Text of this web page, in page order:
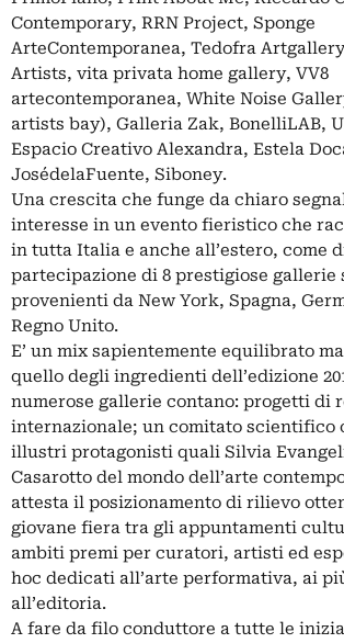
Contemporary, RRN Project, Sponge
ArteContemporanea, Tedofra
Artists, vita privata home gallery, VV8
artecontemporanea, White Noise
artists bay), Galleria Zak, BonelliLAB,
Espacio Creativo Alexandra, Estela
JosédelaFuente, Siboney.
Una crescita che funge da chiaro
interesse in un evento fieristico che
in tutta Italia e anche all’estero, come
partecipazione di 8 prestigiose gallerie
provenienti da New York, Spagna,
Regno Unito.
E’ un mix sapientemente equilibrato
quello degli ingredienti dell’edizione
numerose gallerie contano: progetti di
internazionale; un comitato scientifico
illustri protagonisti quali Silvia
Casarotto del mondo dell’arte
attesta il posizionamento di rilievo
giovane fiera tra gli appuntamenti
ambiti premi per curatori, artisti ed
hoc dedicati all’arte performativa, ai
all’editoria.
A fare da filo conduttore a tutte le